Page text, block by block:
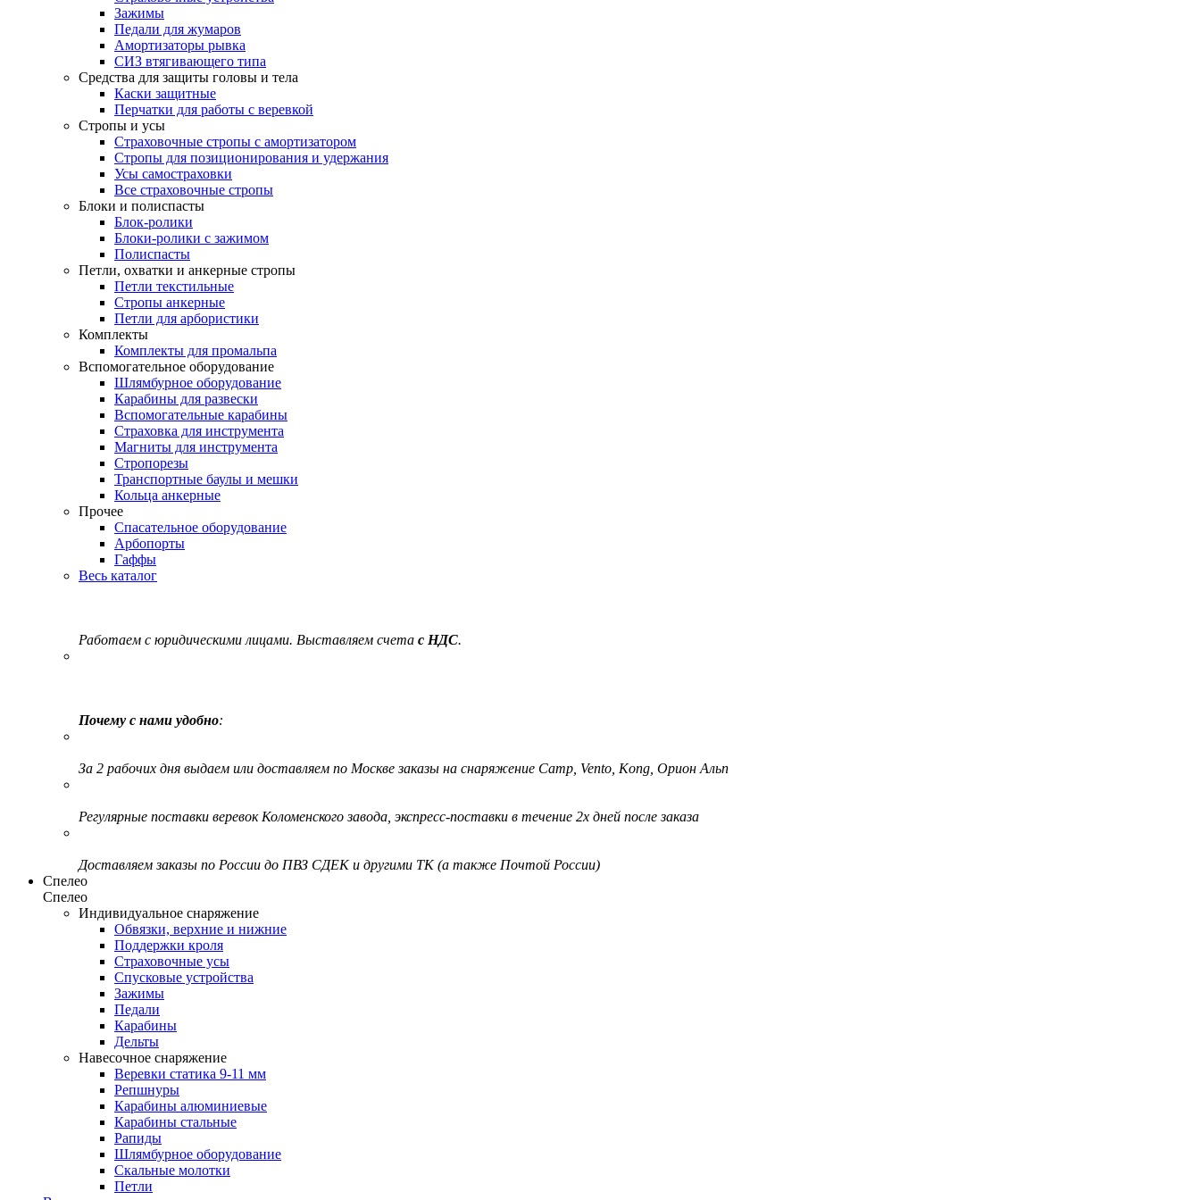
Зажимы
Педали для жумаров
Амортизаторы рывка
СИЗ втягивающего типа
Средства для защиты головы и тела
Каски защитные
Перчатки для работы с веревкой
Стропы и усы
Страховочные стропы с амортизатором
Стропы для позиционирования и удержания
Усы самостраховки
Все страховочные стропы
Блоки и полиспасты
Блок-ролики
Блоки-ролики с зажимом
Полиспасты
Петли, охватки и анкерные стропы
Петли текстильные
Стропы анкерные
Петли для арбористики
Комплекты
Комплекты для промальпа
Вспомогательное оборудование
Шлямбурное оборудование
Карабины для развески
Вспомогательные карабины
Страховка для инструмента
Магниты для инструмента
Стропорезы
Транспортные баулы и мешки
Кольца анкерные
Прочее
Спасательное оборудование
Арбопорты
Гаффы
Весь каталог
Работаем с юридическими лицами. Выставляем счета с НДС.
Почему с нами удобно:
За 2 рабочих дня выдаем или доставляем по Москве заказы на снаряжение Camp, Vento, Kong, Орион Альп
Регулярные поставки веревок Коломенского завода, экспресс-поставки в течение 2х дней после заказа
Доставляем заказы по России до ПВЗ СДЕК и другими ТК (а также Почтой России)
Спелео
Спелео
Индивидуальное снаряжение
Обвязки, верхние и нижние
Поддержки кроля
Страховочные усы
Спусковые устройства
Зажимы
Педали
Карабины
Дельты
Навесочное снаряжение
Веревки статика 9-11 мм
Репшнуры
Карабины алюминиевые
Карабины стальные
Рапиды
Шлямбурное оборудование
Скальные молотки
Петли